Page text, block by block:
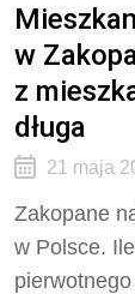
w
z
długa
21 maja
Zakopane
w Polsce.